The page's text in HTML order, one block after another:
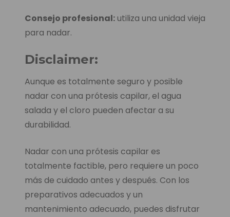
Consejo profesional:utiliza una unidad vieja
para nadar.
Disclaimer:
Aunque es totalmente seguro y posible
nadar con una prótesis capilar, el agua
salada y el cloro pueden afectar a su
durabilidad.
Nadar con una prótesis capilar es
totalmente factible, pero requiere un poco
más de cuidado antes y después. Con los
preparativos adecuados y un
mantenimiento adecuado, puedes disfrutar